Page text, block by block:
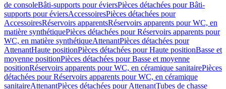
de consoleBâti-supports pour éviersPièces détachées pour Bâti-
supports pour éviersAccessoiresPièces détachées pour
AccessoiresRéservoirs apparentsRéservoirs apparents pour WC, en
matière synthétiquePièces détachées pour Réservoirs apparents pour
WC, en matière synthétiqueAttenantPièces détachées pour
AttenantHaute positionPièces détachées pour Haute positionBasse et
moyenne positionPièces détachées pour Basse et moyenne
positionRéservoirs apparents pour WC, en céramique sanitairePièces
détachées pour Réservoirs apparents pour WC, en céramique
sanitaireAttenantPièces détachées pour AttenantTubes de chasse